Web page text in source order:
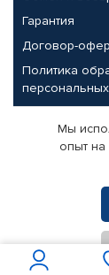
Гарантия
Договор-
Политика
Партнерам
Поставщикам
© КАМАЗ ЦЕНТР
Интернет-
Мы
опыт